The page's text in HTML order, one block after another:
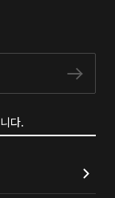
구독
다.